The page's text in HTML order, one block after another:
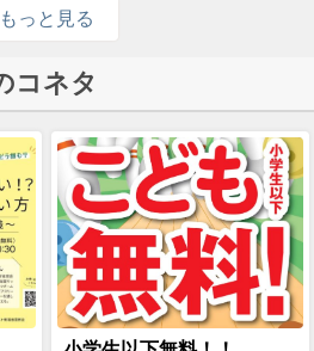
もっと見る
コネタ